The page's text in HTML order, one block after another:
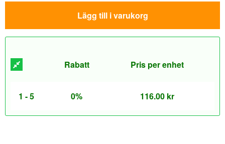
Lägg till i varukorg
Rabatt Pris per enhet
1 - 5 0% 116.00 kr